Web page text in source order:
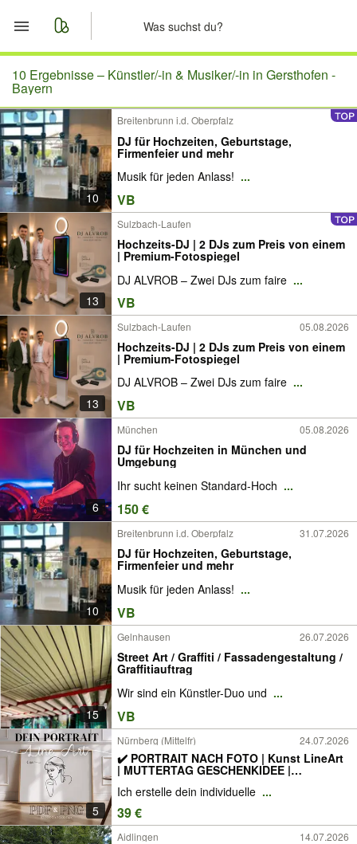
Start
Merkliste
Nachrichten
Anzeige aufgeben
10 Ergebnisse – Künstler/-in & Musiker/-in in Gersthofen -
Bayern
10
Breitenbrunn i.d. Oberpfalz
DJ für Hochzeiten, Geburtstage,
Firmenfeier und mehr
Musik für jeden Anlass! ...
VB
13
Sulzbach-Laufen
Hochzeits-DJ | 2 DJs zum Preis von einem
| Premium-Fotospiegel
DJ ALVROB – Zwei DJs zum faire ...
VB
13
Sulzbach-Laufen 05.08.2026
Hochzeits-DJ | 2 DJs zum Preis von einem
| Premium-Fotospiegel
DJ ALVROB – Zwei DJs zum faire ...
VB
6
München 05.08.2026
DJ für Hochzeiten in München und
Umgebung
Ihr sucht keinen Standard-Hoch ...
150 €
10
Breitenbrunn i.d. Oberpfalz 31.07.2026
DJ für Hochzeiten, Geburtstage,
Firmenfeier und mehr
Musik für jeden Anlass! ...
VB
15
Gelnhausen 26.07.2026
Street Art / Graffiti / Fassadengestaltung /
Graffitiauftrag
Wir sind ein Künstler-Duo und ...
VB
5
Nürnberg (Mittelfr) 24.07.2026
✔️ PORTRAIT NACH FOTO | Kunst LineArt
| MUTTERTAG GESCHENKIDEE |
GEBURTSTAG, HOCHZEIT, VERLOBUNG,
GEBURT, TAUFE, KONFIRMATION,
KOMMUNION, | professionelle PORTRÄT
MALEREI
Ich erstelle dein individuelle ...
39 €
Aidlingen 14.07.2026